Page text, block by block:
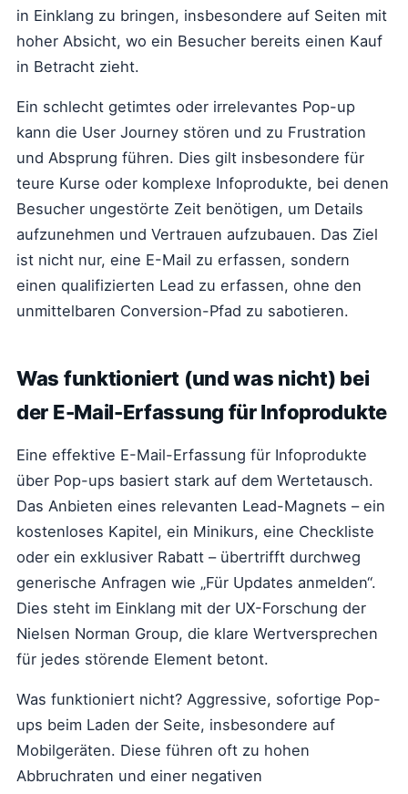
in Einklang zu bringen, insbesondere auf Seiten mit
hoher Absicht, wo ein Besucher bereits einen Kauf
in Betracht zieht.
Ein schlecht getimtes oder irrelevantes Pop-up
kann die User Journey stören und zu Frustration
und Absprung führen. Dies gilt insbesondere für
teure Kurse oder komplexe Infoprodukte, bei denen
Besucher ungestörte Zeit benötigen, um Details
aufzunehmen und Vertrauen aufzubauen. Das Ziel
ist nicht nur, eine E-Mail zu erfassen, sondern
einen qualifizierten Lead zu erfassen, ohne den
unmittelbaren Conversion-Pfad zu sabotieren.
Was funktioniert (und was nicht) bei
der E-Mail-Erfassung für Infoprodukte
Eine effektive E-Mail-Erfassung für Infoprodukte
über Pop-ups basiert stark auf dem Wertetausch.
Das Anbieten eines relevanten Lead-Magnets – ein
kostenloses Kapitel, ein Minikurs, eine Checkliste
oder ein exklusiver Rabatt – übertrifft durchweg
generische Anfragen wie „Für Updates anmelden“.
Dies steht im Einklang mit der UX-Forschung der
Nielsen Norman Group, die klare Wertversprechen
für jedes störende Element betont.
Was funktioniert nicht? Aggressive, sofortige Pop-
ups beim Laden der Seite, insbesondere auf
Mobilgeräten. Diese führen oft zu hohen
Abbruchraten und einer negativen